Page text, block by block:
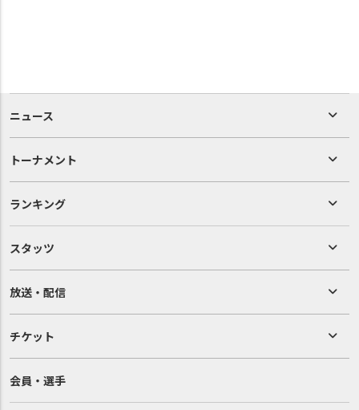
ニュース
トーナメント
ランキング
スタッツ
放送・配信
チケット
会員・選手